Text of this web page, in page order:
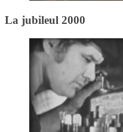
La jubileul 2000